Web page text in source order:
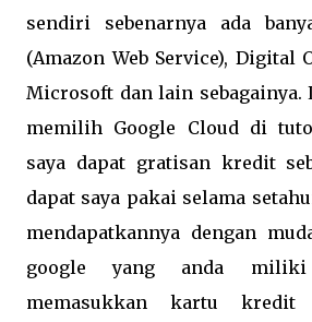
sendiri sebenarnya ada
(Amazon Web Service), Digital
Microsoft dan lain sebagainya.
memilih Google Cloud di
saya dapat gratisan kredit
dapat saya pakai selama
mendapatkannya dengan
google yang anda
memasukkan kartu kredit